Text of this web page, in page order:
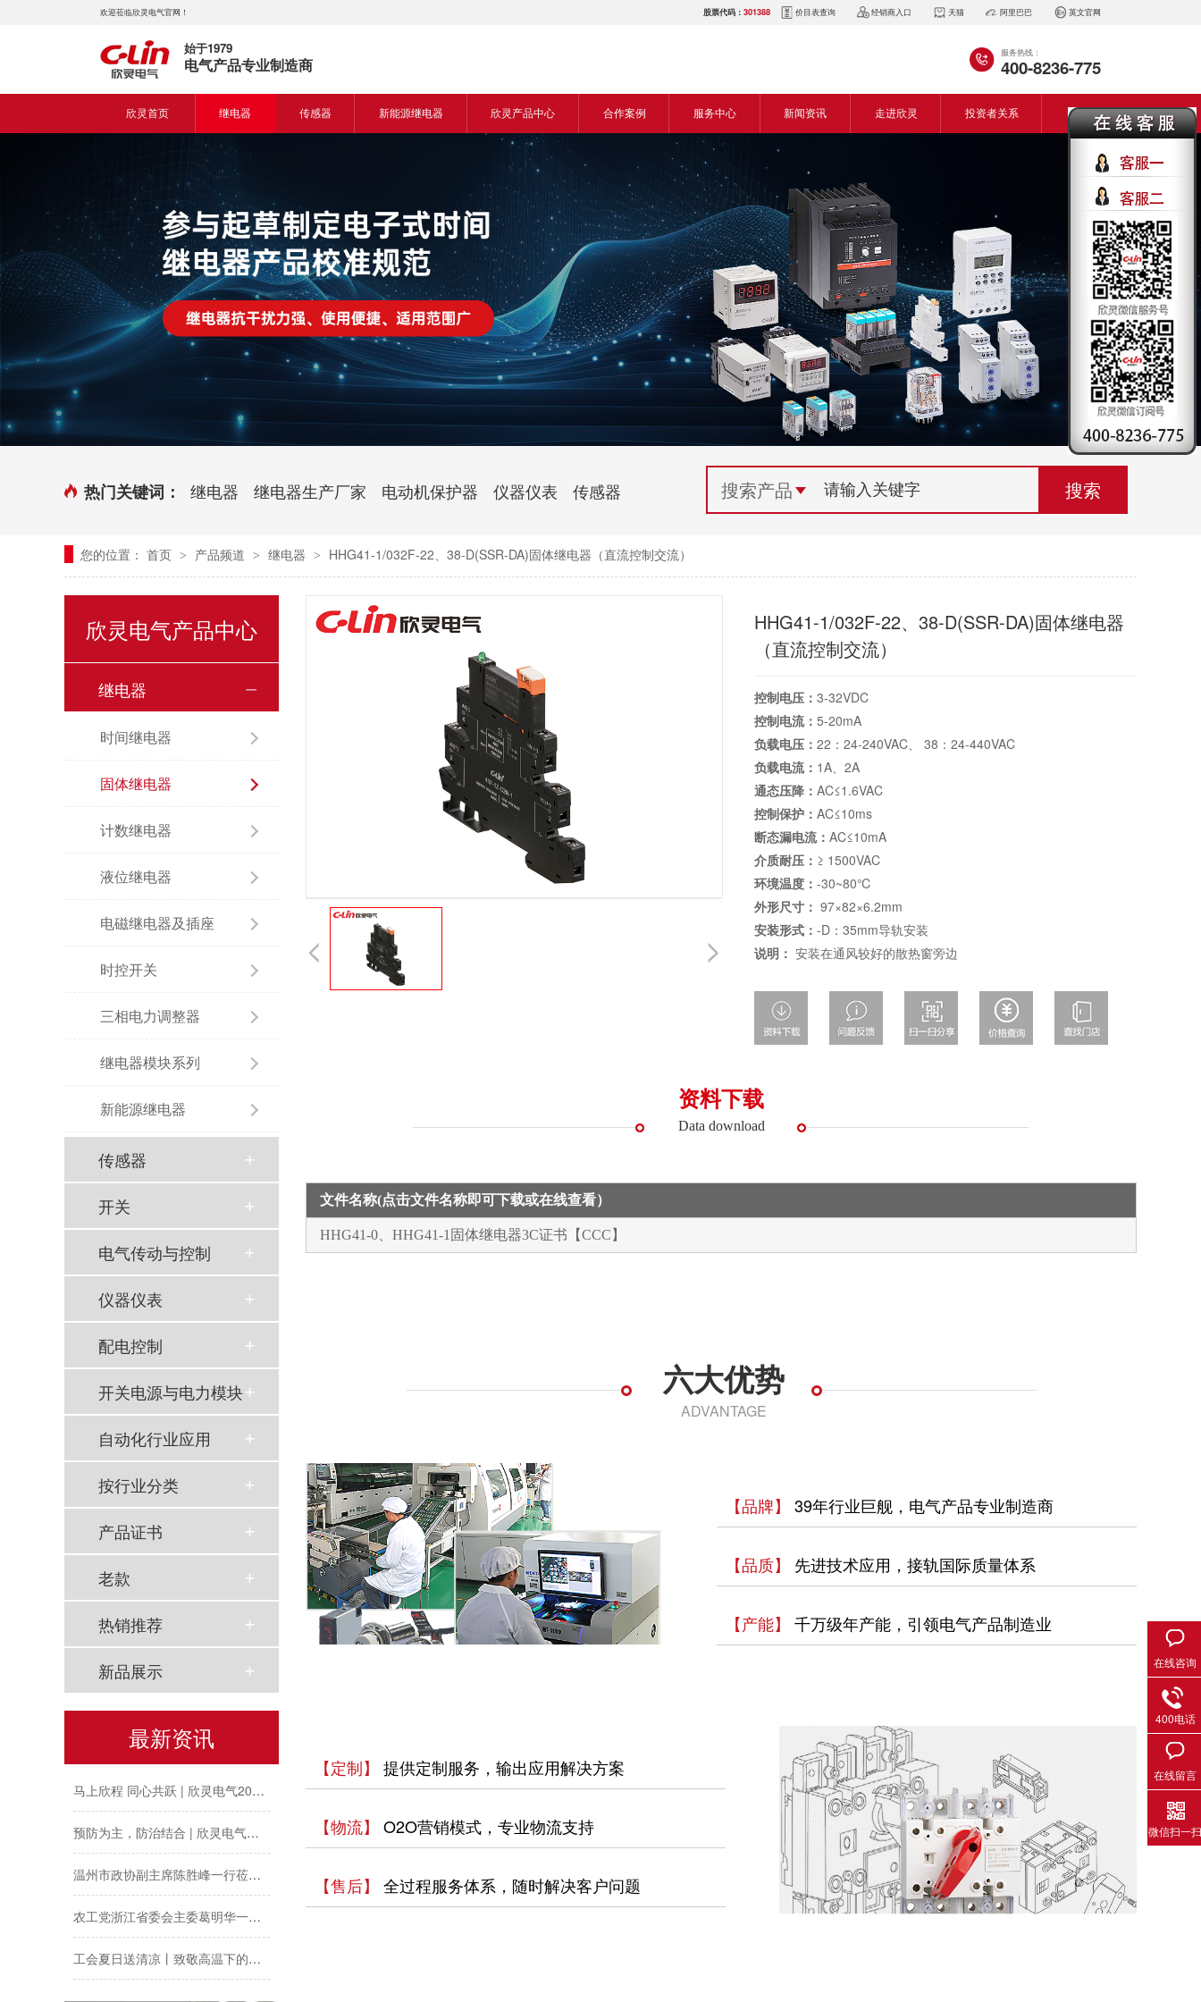
价目表查询 经销商入口 天猫 阿里巴巴 英文官网
欢迎莅临欣灵电气官网！ 股票代码：301388
始于1979
电气产品专业制造商
服务热线：
400-8236-775
欣灵首页 继电器
时间继电器
固体继电器
计数继电器
液位继电器
电磁继电器及插座
时控开关
新能源继电器
传感器
光电开关
编码器
热电偶
热电阻
新能源继电器
新能源直流继电器
欣灵产品中心
传感器
电气传动与控制
仪器仪表
开关
配电控制
合作案例
食品机械行业
机床行业
塑料机械行业
建筑机械行业
包装机械行业
纺织机械行业
服务中心
营销网络
服务热线
电商平台
下载中心
视频中心
电气百科
常见问题
技术支持
新闻资讯
新闻动态
展会资讯
电气百科
常见问答
走进欣灵
董事长致词
企业风采
专利证书
生产设备
荣誉资质
组织机构
联系欣灵
投资者关系
热门关键词： 继电器 继电器生产厂家 电动机保护器 仪器仪表 传感器
您的位置： 首页 > 产品频道 > 继电器 > HHG41-1/032F-22、38-D(SSR-DA)固体继电器（直流控制交流）
HHG41-1/032F-22、38-D(SSR-DA)固体继电器
（直流控制交流）
控制电压：3-32VDC
控制电流：5-20mA
负载电压：22：24-240VAC、 38：24-440VAC
负载电流： 1A、2A
通态压降：AC≤1.6VAC
控制保护：AC≤10ms
断态漏电流：AC≤10mA
介质耐压： ≥ 1500VAC
环境温度：-30~80℃
外形尺寸： 97×82×6.2mm
安装形式：-D：35mm导轨安装
说明： 安装在通风较好的散热窗旁边
资料下载
Data download
文件名称(点击文件名称即可下载或在线查看）
HHG41-0、HHG41-1固体继电器3C证书【CCC】
六大优势
ADVANTAGE
【品牌】 39年行业巨舰，电气产品专业制造商
【品质】 先进技术应用，接轨国际质量体系
【产能】 千万级年产能，引领电气产品制造业
【定制】 提供定制服务，输出应用解决方案
【物流】 O2O营销模式，专业物流支持
【售后】 全过程服务体系，随时解决客户问题
欣灵电气产品中心
继电器
时间继电器
固体继电器
计数继电器
液位继电器
电磁继电器及插座
时控开关
三相电力调整器
继电器模块系列
新能源继电器
传感器
开关
电气传动与控制
仪器仪表
配电控制
开关电源与电力模块
自动化行业应用
按行业分类
产品证书
老款
热销推荐
新品展示
最新资讯
以母爱为名丨执扇寻夏 共赴一场美好花事
在线咨询
400电话
在线留言
微信扫一扫